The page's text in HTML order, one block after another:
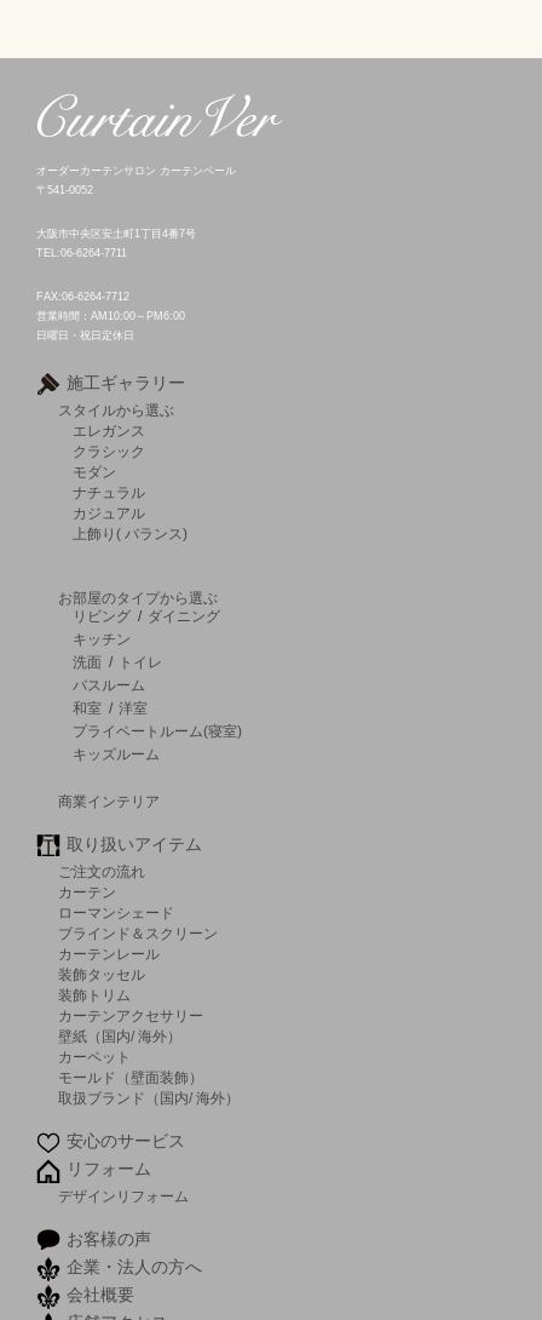
オーダーカーテンサロン カーテンベール
〒541-0052
大阪市中央区安土町1丁目4番7号
TEL:06-6264-7711
FAX:06-6264-7712
営業時間：AM10:00～PM6:00
日曜日・祝日定休日
施工ギャラリー
スタイルから選ぶ
エレガンス
クラシック
モダン
ナチュラル
カジュアル
上飾り( バランス)
お部屋のタイプから選ぶ
リビング / ダイニング
キッチン
洗面 /
トイレ
バスルーム
和室 / 洋室
プライベートルーム(寝室)
キッズルーム
商業インテリア
取り扱いアイテム
ご注文の流れ
カーテン
ローマンシェード
ブラインド＆スクリーン
カーテンレール
装飾タッセル
装飾トリム
カーテンアクセサリー
壁紙（国内/ 海外）
カーペット
モールド（壁面装飾）
取扱ブランド（国内/ 海外）
安心のサービス
リフォーム
デザインリフォーム
お客様の声
企業・法人の方へ
会社概要